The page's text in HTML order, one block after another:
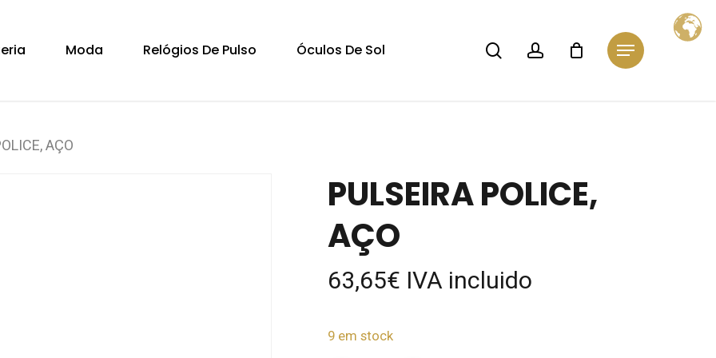
Moda Relógios De Pulso Óculos De Sol searchaccount Menu
Cart Close
AÇO
PULSEIRA POLICE,
AÇO
63,65€ IVA incluido
9 em stock